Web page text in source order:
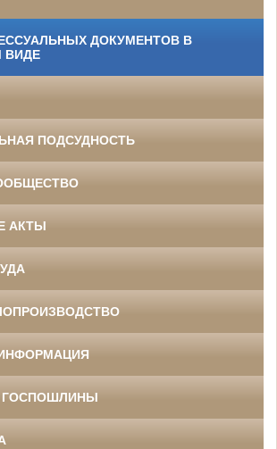
ДОКУМЕНТОВ В
ВИДЕ
ПОДСУДНОСТЬ
АКТЫ
ГОСПОШЛИНЫ